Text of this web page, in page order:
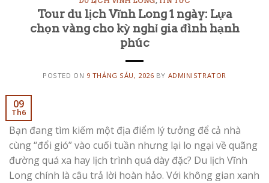
Tour du lịch Vĩnh Long 1 ngày: Lựa
chọn vàng cho kỳ nghỉ gia đình hạnh
phúc
POSTED ON 9 THÁNG SÁU, 2026 BY ADMINISTRATOR
09
Th6
Bạn đang tìm kiếm một địa điểm lý tưởng để cả nhà
cùng “đổi gió” vào cuối tuần nhưng lại lo ngại về quãng
đường quá xa hay lịch trình quá dày đặc? Du lịch Vĩnh
Long chính là câu trả lời hoàn hảo. Với không gian xanh